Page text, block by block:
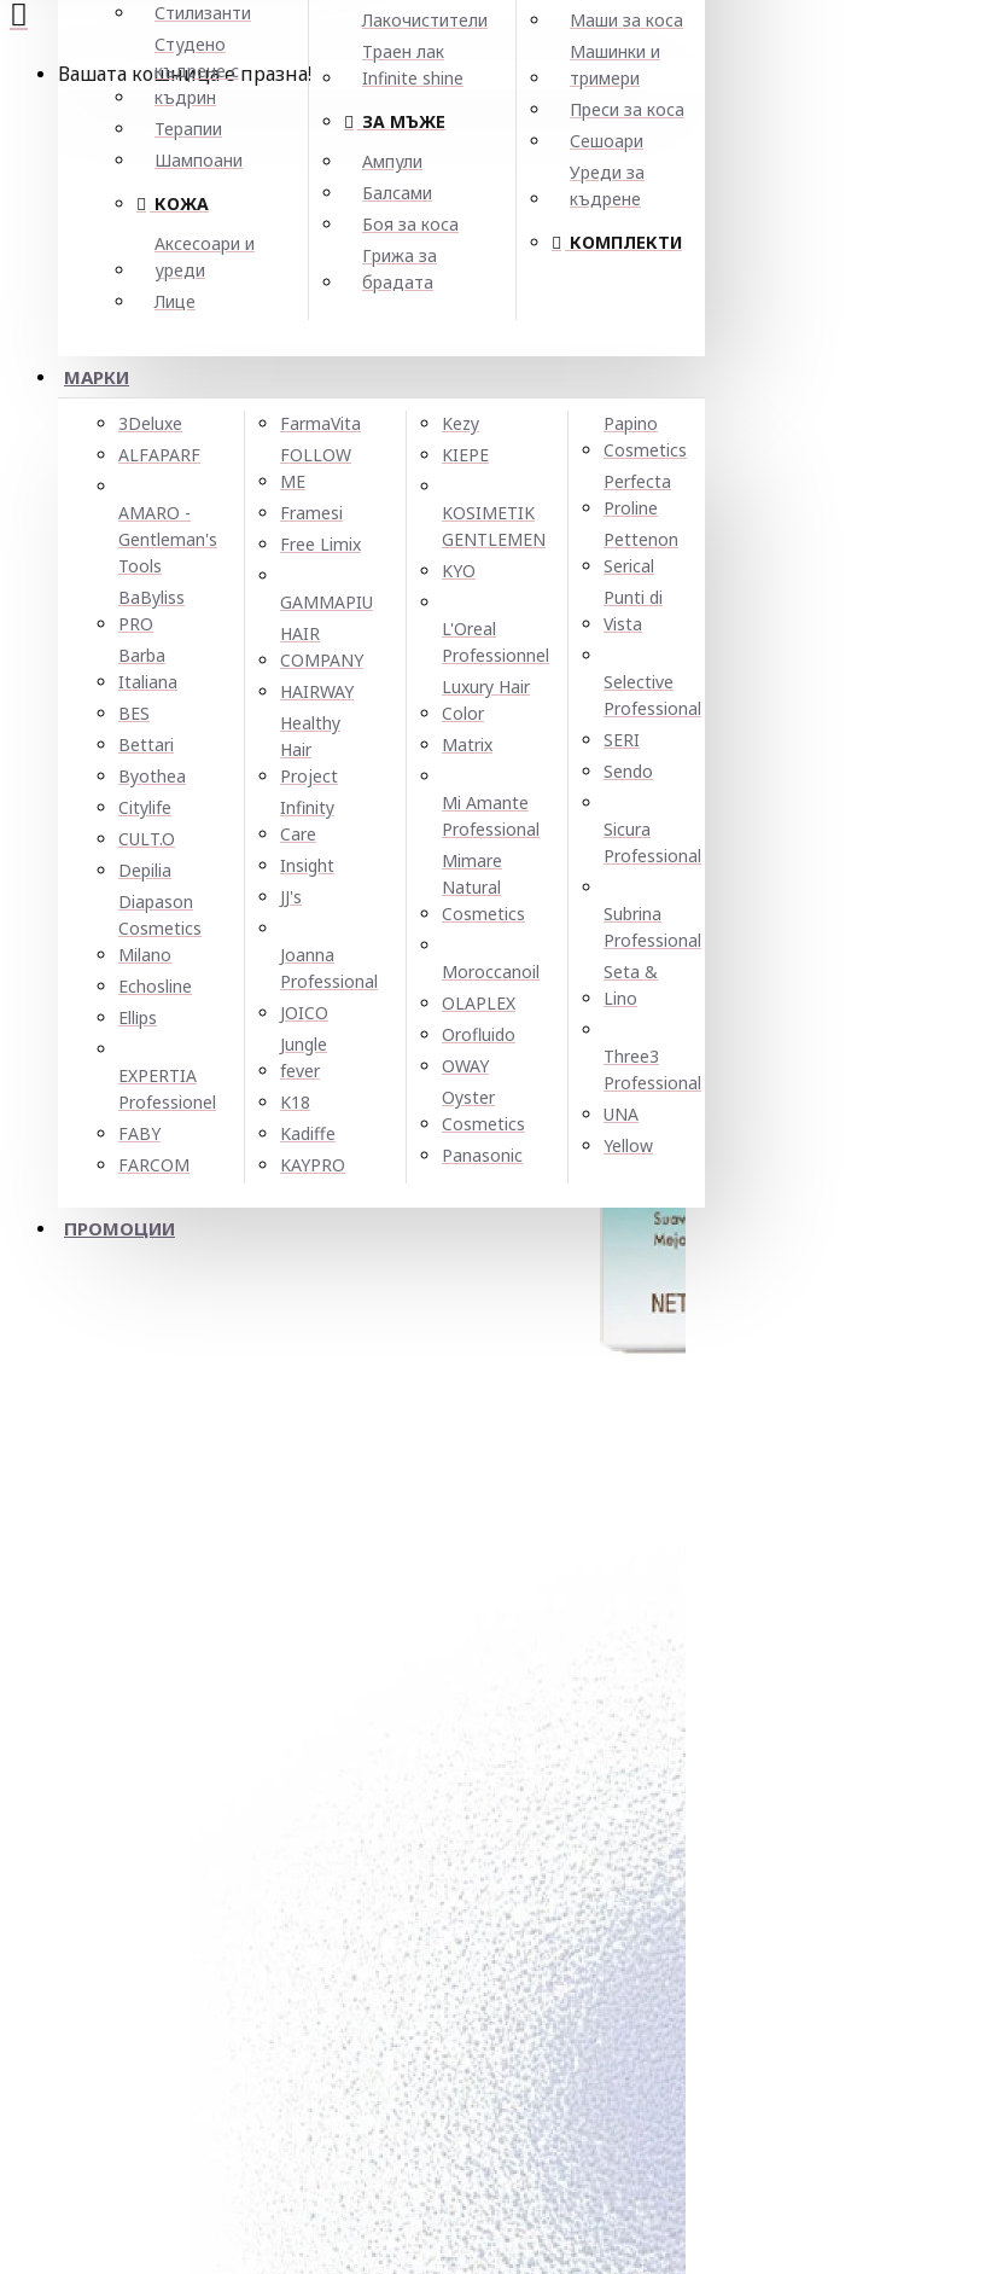
Стилизанти
Студено
къдрене с
къдрин
Терапии
Шампоани
КОЖА
Аксесоари и
уреди
Лице
Лакочистители
Траен лак
Infinite shine
ЗА МЪЖЕ
Ампули
Балсами
Боя за коса
Грижа за
брадата
Маши за коса
Машинки и
тримери
Преси за коса
Сешоари
Уреди за
къдрене
КОМПЛЕКТИ
МАРКИ
3Deluxe
ALFAPARF
AMARO -
Gentleman's
Tools
BaByliss
PRO
Barba
Italiana
BES
Bettari
Byothea
Citylife
CULT.O
Depilia
Diapason
Cosmetics
Milano
Echosline
Ellірѕ
EXPERTIA
Professionel
FABY
FARCOM
FarmaVita
FOLLOW
ME
Framesi
Free Limix
GAMMAPIU
HAIR
COMPANY
HAIRWAY
Healthy
Hair
Project
Infinity
Care
Insight
JJ's
Joanna
Professional
JOICO
Jungle
fever
K18
Kadiffe
KAYPRO
Kezy
KIEPE
KOSIMETIK
GENTLEMEN
KYO
L'Oreal
Professionnel
Luxury Hair
Color
Matrix
Mi Amante
Professional
Mimare
Natural
Cosmetics
Moroccanoil
OLAPLEX
Orofluido
OWAY
Oyster
Cosmetics
Panasonic
Papino
Cosmetics
Perfecta
Proline
Pettenon
Serical
Punti di
Vista
Selective
Professional
SERI
Sendo
Sicura
Professional
Subrina
Professional
Seta &
Lino
Three3
Professional
UNA
Yellow
ПРОМОЦИИ
Вашата кошница е празна!